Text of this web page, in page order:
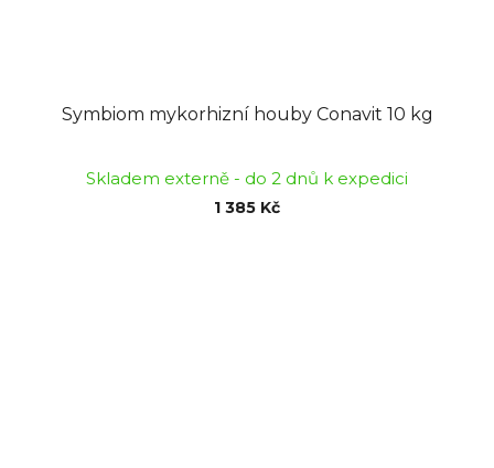
Symbiom mykorhizní houby Conavit 10 kg
Skladem externě - do 2 dnů k expedici
1 385 Kč